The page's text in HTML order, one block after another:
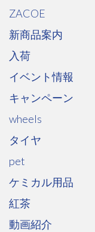
ZACOE
新商品案内
入荷
イベント情報
キャンペーン
wheels
タイヤ
pet
ケミカル用品
紅茶
動画紹介